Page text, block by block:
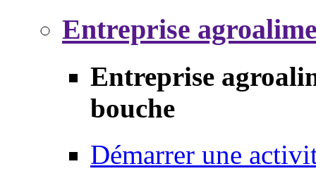
Entreprise
Entreprise
bouche
Démarrer une